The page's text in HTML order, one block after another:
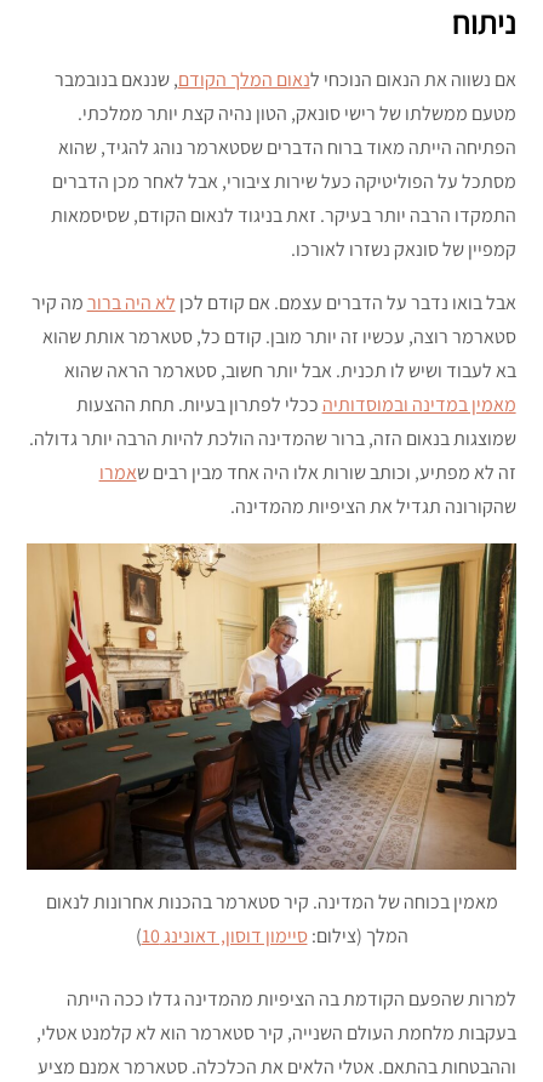
ניתוח
אם נשווה את הנאום הנוכחי לנאום המלך הקודם, שננאם בנובמבר
מטעם ממשלתו של רישי סונאק, הטון נהיה קצת יותר ממלכתי.
הפתיחה הייתה מאוד ברוח הדברים שסטארמר נוהג להגיד, שהוא
מסתכל על הפוליטיקה כעל שירות ציבורי, אבל לאחר מכן הדברים
התמקדו הרבה יותר בעיקר. זאת בניגוד לנאום הקודם, שסיסמאות
קמפיין של סונאק נשזרו לאורכו.
אבל בואו נדבר על הדברים עצמם. אם קודם לכן לא היה ברורמה קיר
סטארמר רוצה, עכשיו זה יותר מובן. קודם כל, סטארמר אותת שהוא
בא לעבוד ושיש לו תכנית. אבל יותר חשוב, סטארמר הראה שהוא
מאמין במדינה ובמוסדותיה ככלי לפתרון בעיות. תחת ההצעות
שמוצגות בנאום הזה, ברור שהמדינה הולכת להיות הרבה יותר גדולה.
זה לא מפתיע, וכותב שורות אלו היה אחד מבין רבים שאמרו
שהקורונה תגדיל את הציפיות מהמדינה.
מאמין בכוחה של המדינה. קיר סטארמר בהכנות אחרונות לנאום
המלך (צילום:סיימון דוסון, דאונינג 10 )
למרות שהפעם הקודמת בה הציפיות מהמדינה גדלו ככה הייתה
בעקבות מלחמת העולם השנייה, קיר סטארמר הוא לא קלמנט אטלי,
וההבטחות בהתאם. אטלי הלאים את הכלכלה. סטארמר אמנם מציע